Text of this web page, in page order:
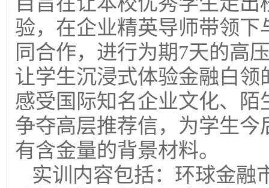
验，在企业精英导师带领
同合作，进行为期7天的高
让学生沉浸式体验金融白
感受国际知名企业文化、
争夺高层推荐信，为学生
有含金量的背景材料。
实训内容包括：环球金融